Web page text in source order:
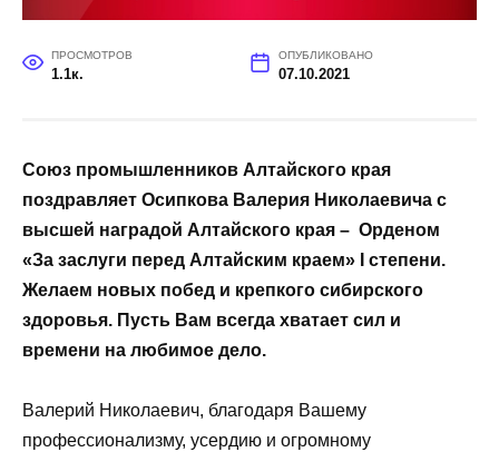
ПРОСМОТРОВ
1.1к.
ОПУБЛИКОВАНО
07.10.2021
Союз промышленников Алтайского края
поздравляет Осипкова Валерия Николаевича с
высшей наградой Алтайского края – Орденом
«За заслуги перед Алтайским краем» I степени.
Желаем новых побед и крепкого сибирского
здоровья. Пусть Вам всегда хватает сил и
времени на любимое дело.
Валерий Николаевич, благодаря Вашему
профессионализму, усердию и огромному